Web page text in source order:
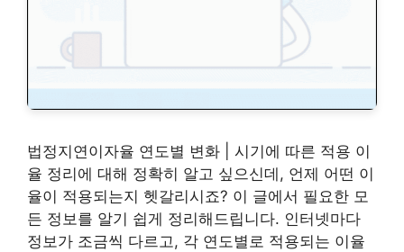
법정지연이자율 연도별 변화 | 시기에 따른 적용 이
율 정리에 대해 정확히 알고 싶으신데, 언제 어떤 이
율이 적용되는지 헷갈리시죠? 이 글에서 필요한 모
든 정보를 알기 쉽게 정리해드립니다. 인터넷마다
정보가 조금씩 다르고, 각 연도별로 적용되는 이율